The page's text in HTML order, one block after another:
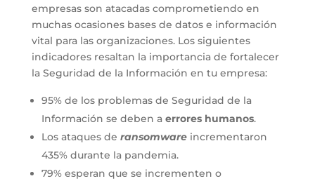
empresas son atacadas comprometiendo en
muchas ocasiones bases de datos e información
vital para las organizaciones. Los siguientes
indicadores resaltan la importancia de fortalecer
la Seguridad de la Información en tu empresa:
95% de los problemas de Seguridad de la
Información se deben a errores humanos.
Los ataques de ransomwareincrementaron
435% durante la pandemia.
79% esperan que se incrementen o